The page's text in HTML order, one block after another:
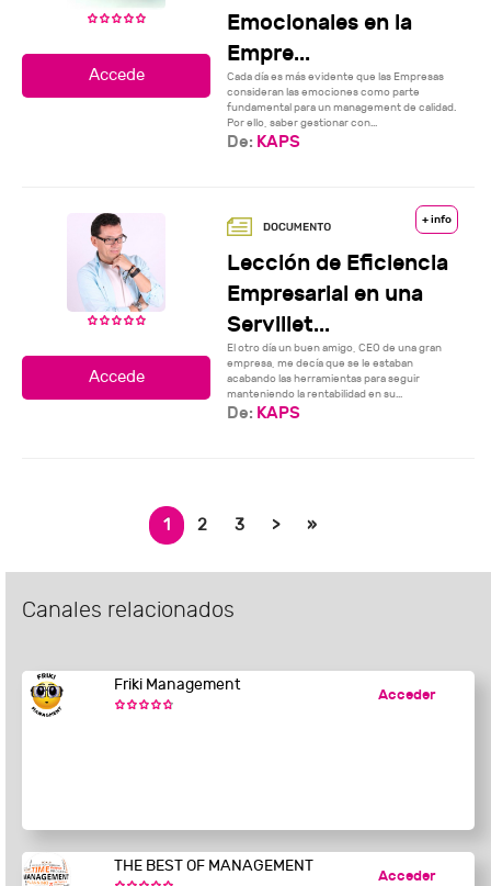
Emocionales en la
Empre...
Cada día es más evidente que las Empresas
consideran las emociones como parte
fundamental para un management de calidad.
Por ello, saber gestionar con...
De: KAPS
+ info
Lección de Eficiencia
Empresarial en una
Servillet...
El otro día un buen amigo, CEO de una gran
empresa, me decía que se le estaban
acabando las herramientas para seguir
manteniendo la rentabilidad en su...
De: KAPS
1 2 3 > »
Canales relacionados
Friki Management
Acceder
THE BEST OF MANAGEMENT
Acceder